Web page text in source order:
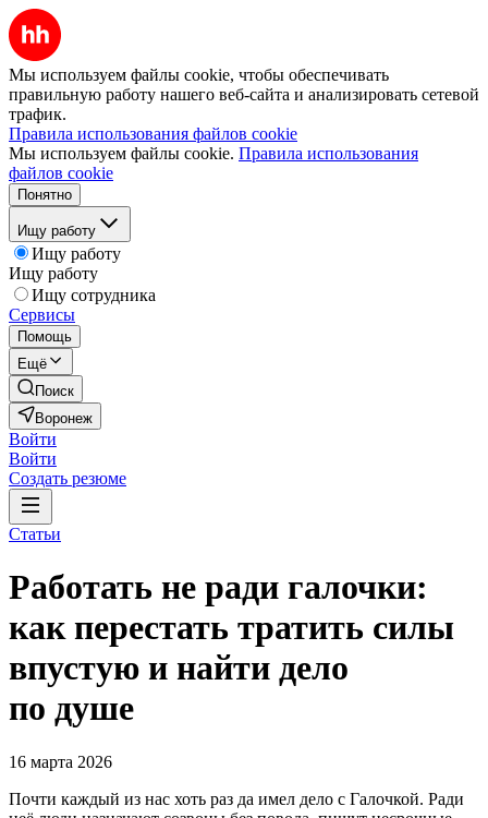
Мы используем файлы cookie, чтобы обеспечивать
правильную работу нашего веб-сайта и анализировать сетевой
трафик.
Правила использования файлов cookie
Мы используем файлы cookie. Правила использования
файлов cookie
Понятно
Ищу работу
Ищу работу
Ищу работу
Ищу сотрудника
Сервисы
Помощь
Ещё
Поиск
Воронеж
Войти
Войти
Создать резюме
Статьи
Работать не ради галочки:
как перестать тратить силы
впустую и найти дело
по душе
16 марта 2026
Почти каждый из нас хоть раз да имел дело с Галочкой. Ради